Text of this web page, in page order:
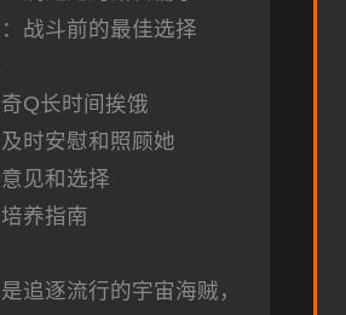
战斗前的最佳选择
Q长时间挨饿
时安慰和照顾她
见和选择
养指南
追逐流行的宇宙海贼，